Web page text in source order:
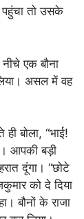
तो उसके
एक बौना
असल में वह
बोला, “भाई!
आपकी बड़ी
दूंगा। “छोटे
को दे दिया
बौनों के राजा